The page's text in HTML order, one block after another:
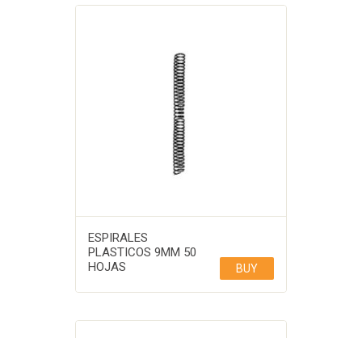
ESPIRALES
PLASTICOS 9MM 50
HOJAS
BUY